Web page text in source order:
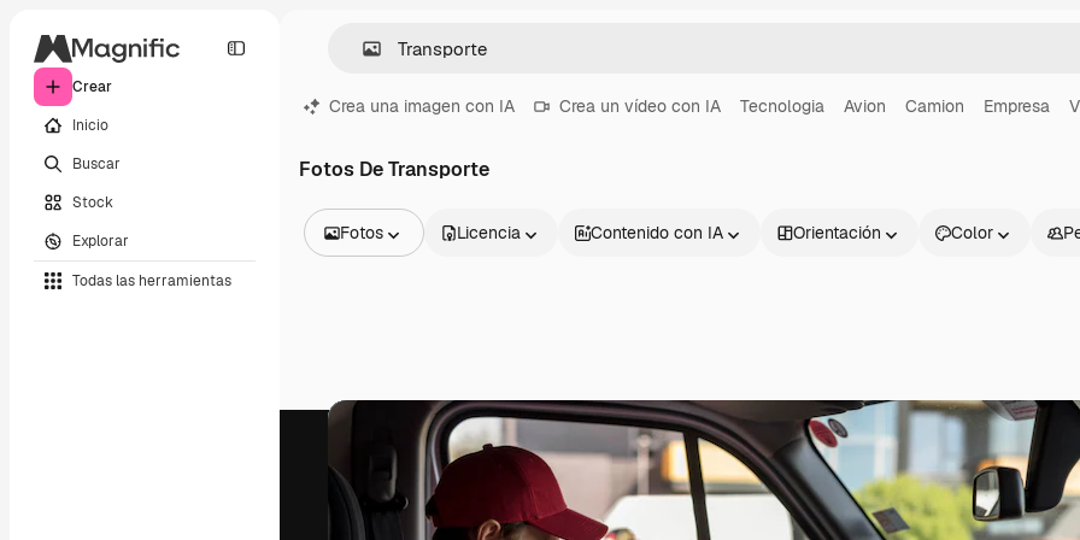
Crear
Inicio
Buscar
Stock
Explorar
Todas las herramientas
Crea una imagen con IA Crea un vídeo con IA Tecnologia Avion Camion Empresa
Fotos De Transporte
Fotos
Vídeos
Clips de vídeo
Motion graphics
Plantillas de vídeos
Iconos
Modelos 3D
Fuentes
Licencia Contenido con IA Orientación Color
Productos Información útil